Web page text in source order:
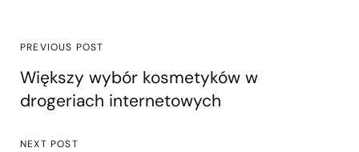
PREVIOUS POST
Większy wybór kosmetyków w
drogeriach internetowych
NEXT POST